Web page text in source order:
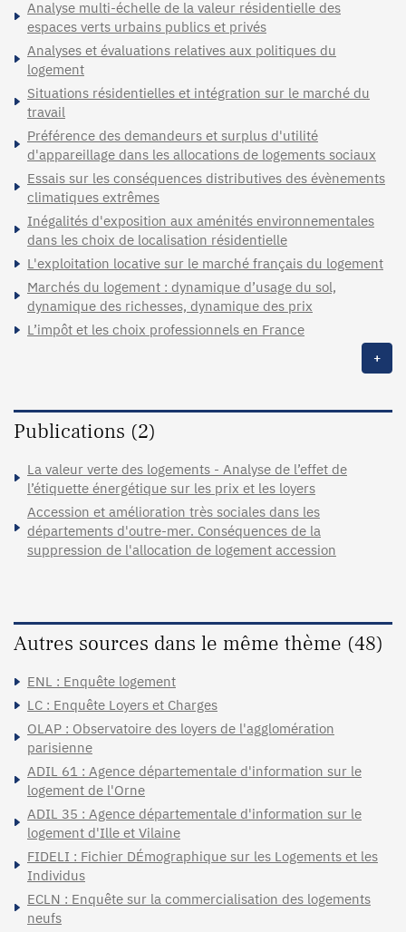
Analyse multi-échelle de la valeur résidentielle des
espaces verts urbains publics et privés
Analyses et évaluations relatives aux politiques du
logement
Situations résidentielles et intégration sur le marché du
travail
Préférence des demandeurs et surplus d'utilité
d'appareillage dans les allocations de logements sociaux
Essais sur les conséquences distributives des évènements
climatiques extrêmes
Inégalités d'exposition aux aménités environnementales
dans les choix de localisation résidentielle
L'exploitation locative sur le marché français du logement
Marchés du logement : dynamique d’usage du sol,
dynamique des richesses, dynamique des prix
L’impôt et les choix professionnels en France
+
Publications (2)
La valeur verte des logements - Analyse de l’effet de
l’étiquette énergétique sur les prix et les loyers
Accession et amélioration très sociales dans les
départements d'outre-mer. Conséquences de la
suppression de l'allocation de logement accession
Autres sources dans le même thème (48)
ENL : Enquête logement
LC : Enquête Loyers et Charges
OLAP : Observatoire des loyers de l'agglomération
parisienne
ADIL 61 : Agence départementale d'information sur le
logement de l'Orne
ADIL 35 : Agence départementale d'information sur le
logement d'Ille et Vilaine
FIDELI : Fichier DÉmographique sur les Logements et les
Individus
ECLN : Enquête sur la commercialisation des logements
neufs